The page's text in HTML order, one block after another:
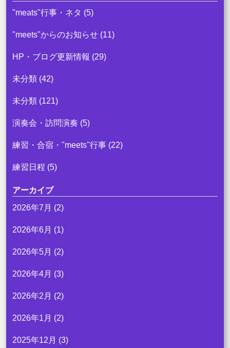
"meats"行事・ネタ (5)
"meets"からのお知らせ (11)
HP・ブログ更新情報 (29)
未分類 (42)
未分類 (121)
演奏会・訪問演奏 (5)
練習・合宿・"meets"行事 (22)
練習日程 (5)
アーカイブ
2026年7月 (2)
2026年6月 (1)
2026年5月 (2)
2026年4月 (3)
2026年2月 (2)
2026年1月 (2)
2025年12月 (3)